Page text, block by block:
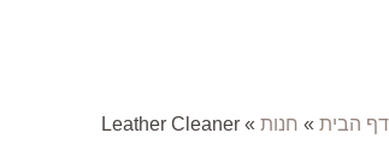
דף הבית » חנות »
Leather Cleaner